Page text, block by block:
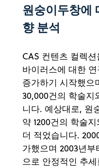
원숭이두창에
향 분석
CAS 컨텐츠 컬렉
바이러스에 대한
증가하기 시작했으
30,000건의 학술지
니다. 예상대로, 원
약 1200건의 학술
더 적었습니다.
가했으며 2003년부
으로 안정적인 추